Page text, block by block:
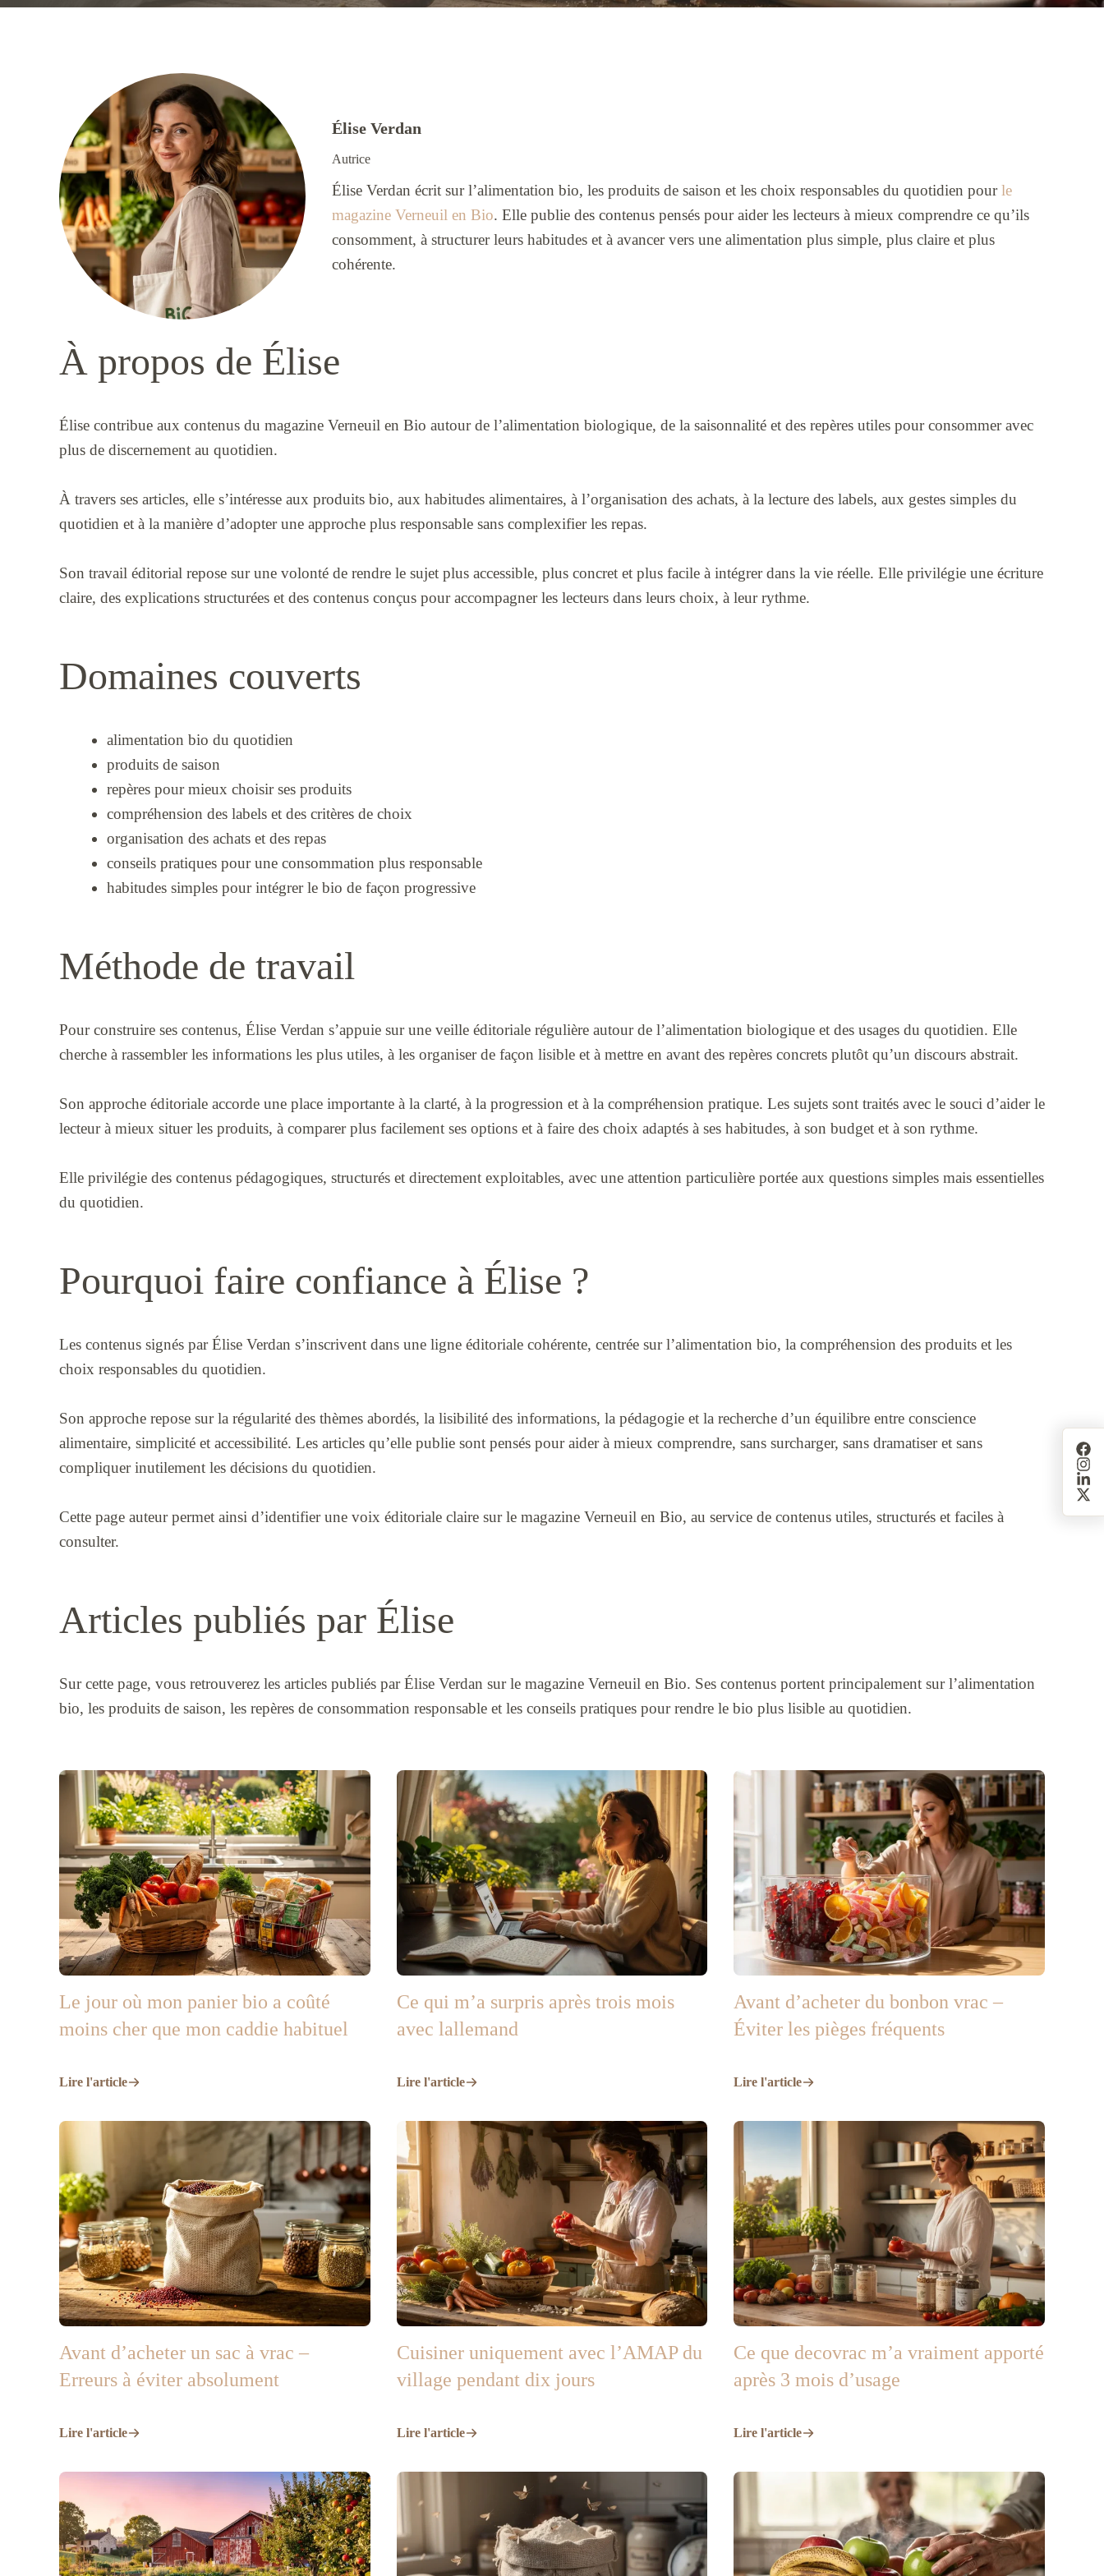
Élise Verdan
Autrice
Élise Verdan écrit sur l’alimentation bio, les produits de saison et les choix responsables du quotidien pourle
magazine Verneuil en Bio. Elle publie des contenus pensés pour aider les lecteurs à mieux comprendre ce qu’ils
consomment, à structurer leurs habitudes et à avancer vers une alimentation plus simple, plus claire et plus
cohérente.
À propos de Élise
Élise contribue aux contenus du magazine Verneuil en Bio autour de l’alimentation biologique, de la saisonnalité et des repères utiles pour consommer avec
plus de discernement au quotidien.
À travers ses articles, elle s’intéresse aux produits bio, aux habitudes alimentaires, à l’organisation des achats, à la lecture des labels, aux gestes simples du
quotidien et à la manière d’adopter une approche plus responsable sans complexifier les repas.
Son travail éditorial repose sur une volonté de rendre le sujet plus accessible, plus concret et plus facile à intégrer dans la vie réelle. Elle privilégie une écriture
claire, des explications structurées et des contenus conçus pour accompagner les lecteurs dans leurs choix, à leur rythme.
Domaines couverts
alimentation bio du quotidien
produits de saison
repères pour mieux choisir ses produits
compréhension des labels et des critères de choix
organisation des achats et des repas
conseils pratiques pour une consommation plus responsable
habitudes simples pour intégrer le bio de façon progressive
Méthode de travail
Pour construire ses contenus, Élise Verdan s’appuie sur une veille éditoriale régulière autour de l’alimentation biologique et des usages du quotidien. Elle
cherche à rassembler les informations les plus utiles, à les organiser de façon lisible et à mettre en avant des repères concrets plutôt qu’un discours abstrait.
Son approche éditoriale accorde une place importante à la clarté, à la progression et à la compréhension pratique. Les sujets sont traités avec le souci d’aider le
lecteur à mieux situer les produits, à comparer plus facilement ses options et à faire des choix adaptés à ses habitudes, à son budget et à son rythme.
Elle privilégie des contenus pédagogiques, structurés et directement exploitables, avec une attention particulière portée aux questions simples mais essentielles
du quotidien.
Pourquoi faire confiance à Élise ?
Les contenus signés par Élise Verdan s’inscrivent dans une ligne éditoriale cohérente, centrée sur l’alimentation bio, la compréhension des produits et les
choix responsables du quotidien.
Son approche repose sur la régularité des thèmes abordés, la lisibilité des informations, la pédagogie et la recherche d’un équilibre entre conscience
alimentaire, simplicité et accessibilité. Les articles qu’elle publie sont pensés pour aider à mieux comprendre, sans surcharger, sans dramatiser et sans
compliquer inutilement les décisions du quotidien.
Cette page auteur permet ainsi d’identifier une voix éditoriale claire sur le magazine Verneuil en Bio, au service de contenus utiles, structurés et faciles à
consulter.
Articles publiés par Élise
Sur cette page, vous retrouverez les articles publiés par Élise Verdan sur le magazine Verneuil en Bio. Ses contenus portent principalement sur l’alimentation
bio, les produits de saison, les repères de consommation responsable et les conseils pratiques pour rendre le bio plus lisible au quotidien.
Le jour où mon panier bio a coûté
moins cher que mon caddie habituel
Lire l'article
Ce qui m’a surpris après trois mois
avec lallemand
Lire l'article
Avant d’acheter du bonbon vrac –
Éviter les pièges fréquents
Lire l'article
Avant d’acheter un sac à vrac –
Erreurs à éviter absolument
Lire l'article
Cuisiner uniquement avec l’AMAP du
village pendant dix jours
Lire l'article
Ce que decovrac m’a vraiment apporté
après 3 mois d’usage
Lire l'article